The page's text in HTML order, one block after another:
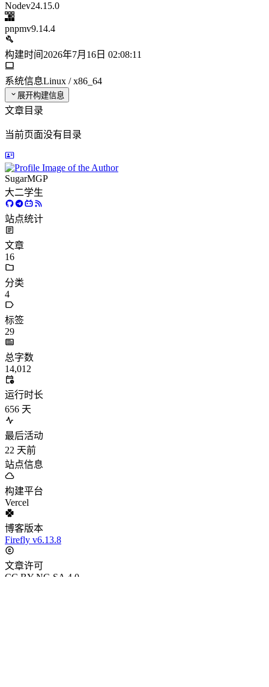
Nodev24.15.0
pnpmv9.14.4
构建时间 2026年7月16日 02:08:11
系统信息Linux / x86_64
展开构建信息
文章目录
当前页面没有目录
SugarMGP
大二学生
站点统计
文章
16
分类
4
标签
29
总字数
14,012
运行时长
656 天
最后活动
22 天前
站点信息
构建平台
Vercel
博客版本
Firefly v6.13.8
文章许可
CC BY-NC-SA 4.0